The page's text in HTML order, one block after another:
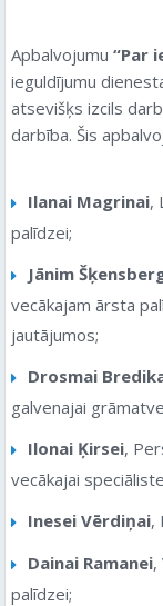
Apbalvojumu “Par
ieguldījumu
atsevišķs izcils
darbība. Šis
Ilanai Magrinai,
palīdzei;
Jānim
vecākajam ārsta
jautājumos;
Drosmai
galvenajai
Ilonai Ķirsei,
vecākajai
Inesei Vērdiņai,
Dainai Ramanei,
palīdzei;